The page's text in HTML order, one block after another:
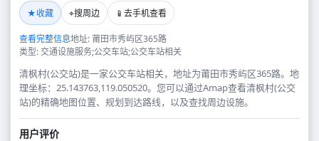
★收藏 ⌖搜周边 📱 去手机查看
查看完整信息地址: 莆田市秀屿区365路
类型: 交通设施服务;公交车站;公交车站相关
清枫村(公交站)是一家公交车站相关，地址为莆田市秀屿区365路。地
理坐标：25.143763,119.050520。您可以通过Amap查看清枫村(公交
站)的精确地图位置、规划到达路线，以及查找周边设施。
用户评价